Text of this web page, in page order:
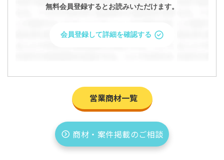
「「訪問理美容」代理店募集！」の条件を問い
合わせますか？
無料会員登録するとお読みいただけます。
会員登録して詳細を確認する
営業商材一覧
商材・案件掲載のご相談